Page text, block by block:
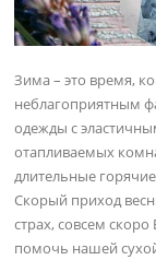
Зима – это время,
неблагоприятным
одежды с
отапливаемых
длительные
Скорый приход
страх, совсем
помочь нашей